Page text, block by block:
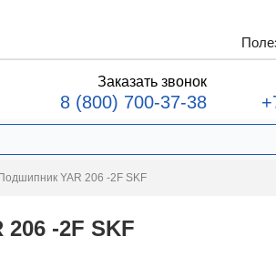
Заказать звонок
8 (800) 700-37-38
YAR 206 -2F SKF
-2F SKF